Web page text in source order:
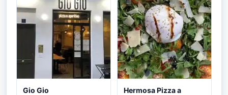
Gio Gio
Hermosa Pizza a